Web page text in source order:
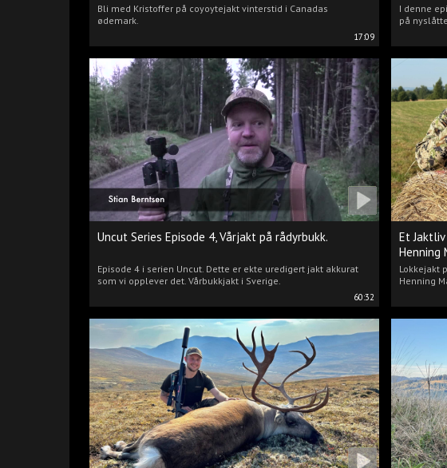
17:09
Bli med Kristoffer på coyoytejakt vinterstid i Canadas
ødemark.
I denne
på
60:32
Uncut Series Episode 4, Vårjakt på rådyrbukk.
Episode 4 i serien Uncut. Dette er ekte uredigert jakt akkurat
som vi opplever det. Vårbukkjakt i Sverige.
Et
Henning
Lokkejakt
Henning